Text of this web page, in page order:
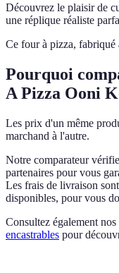
Découvrez le plaisir de
une réplique réaliste
Ce four à pizza, fabriqué
Pourquoi
A Pizza Ooni
Les prix d'un même
marchand à l'autre.
Notre comparateur
partenaires pour vous
Les frais de livraison
disponibles, pour vous
Consultez également
encastrables pour